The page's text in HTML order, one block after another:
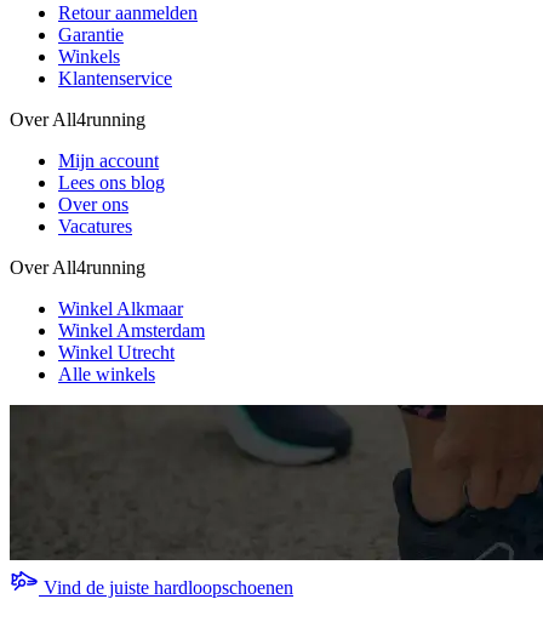
Retour aanmelden
Garantie
Winkels
Klantenservice
Over All4running
Mijn account
Lees ons blog
Over ons
Vacatures
Over All4running
Winkel Alkmaar
Winkel Amsterdam
Winkel Utrecht
Alle winkels
Vind de juiste hardloopschoenen